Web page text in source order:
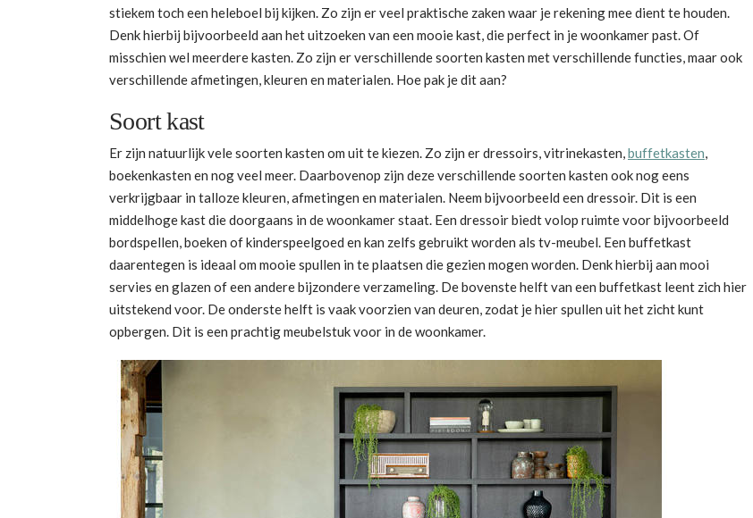
stiekem toch een heleboel bij kijken. Zo zijn er veel praktische zaken waar je rekening mee dient te houden.
Denk hierbij bijvoorbeeld aan het uitzoeken van een mooie kast, die perfect in je woonkamer past. Of
misschien wel meerdere kasten. Zo zijn er verschillende soorten kasten met verschillende functies, maar ook
verschillende afmetingen, kleuren en materialen. Hoe pak je dit aan?
Soort kast
Er zijn natuurlijk vele soorten kasten om uit te kiezen. Zo zijn er dressoirs, vitrinekasten,buffetkasten,
boekenkasten en nog veel meer. Daarbovenop zijn deze verschillende soorten kasten ook nog eens
verkrijgbaar in talloze kleuren, afmetingen en materialen. Neem bijvoorbeeld een dressoir. Dit is een
middelhoge kast die doorgaans in de woonkamer staat. Een dressoir biedt volop ruimte voor bijvoorbeeld
bordspellen, boeken of kinderspeelgoed en kan zelfs gebruikt worden als tv-meubel. Een buffetkast
daarentegen is ideaal om mooie spullen in te plaatsen die gezien mogen worden. Denk hierbij aan mooi
servies en glazen of een andere bijzondere verzameling. De bovenste helft van een buffetkast leent zich hier
uitstekend voor. De onderste helft is vaak voorzien van deuren, zodat je hier spullen uit het zicht kunt
opbergen. Dit is een prachtig meubelstuk voor in de woonkamer.